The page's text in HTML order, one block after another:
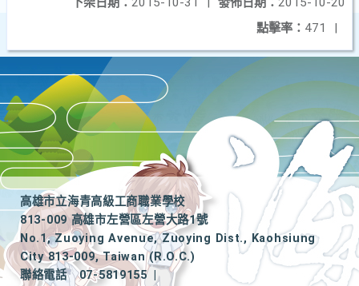
點擊率： 471 |
高雄市立海青高級工商職業學校
813-009 高雄市左營區左營大路1號
No.1, Zuoying Avenue, Zuoying Dist., Kaohsiung
City 813-009, Taiwan (R.O.C.)
聯絡電話
07-5819155
|